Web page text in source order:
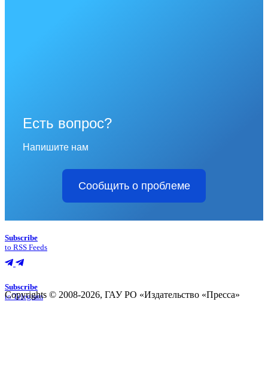
Есть вопрос?
Напишите нам
Сообщить о проблеме
Subscribe
to RSS Feeds
Subscribe
to Telegram
Copyrights © 2008-2026, ГАУ РО «Издательство «Пресса»